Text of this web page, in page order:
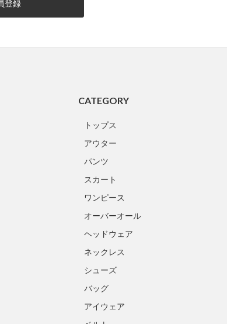
CATEGORY
トップス
アウター
パンツ
スカート
ワンピース
オーバーオール
ヘッドウェア
ネックレス
シューズ
バッグ
アイウェア